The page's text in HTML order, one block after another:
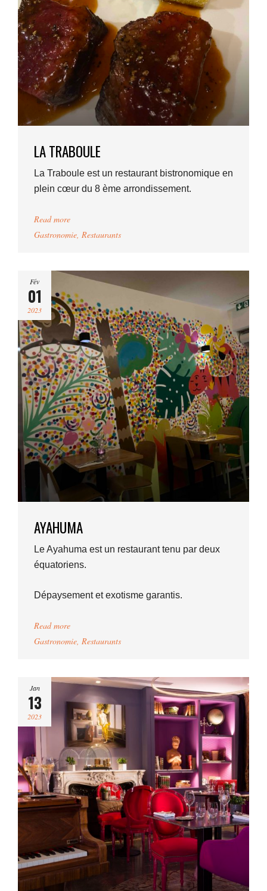
LA TRABOULE
La Traboule est un restaurant bistronomique en
plein cœur du 8 ème arrondissement.
Read more
Gastronomie, Restaurants
Fév
01
2023
AYAHUMA
Le Ayahuma est un restaurant tenu par deux
équatoriens.
Dépaysement et exotisme garantis.
Read more
Gastronomie, Restaurants
Jan
13
2023